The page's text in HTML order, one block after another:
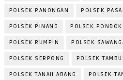
POLSEK PANONGAN POLSEK
POLSEK PINANG POLSEK PONDOK
POLSEK RUMPIN POLSEK
POLSEK SERPONG POLSEK
POLSEK TANAH ABANG POLSEK